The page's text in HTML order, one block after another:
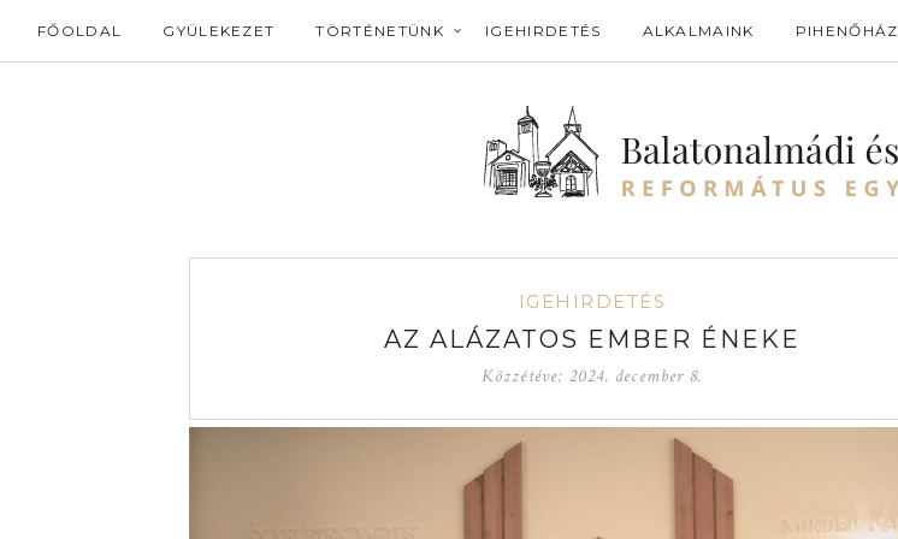
FŐOLDAL GYÜLEKEZET TÖRTÉNETÜNK IGEHIRDETÉS ALKALMAINK PIHENŐHÁZ
IGEHIRDETÉS
AZ ALÁZATOS EMBER ÉNEKE
Közzétéve: 2024. december 8.